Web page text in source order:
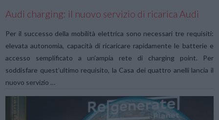
Audi charging: il nuovo servizio di ricarica Audi
Per il successo della mobilità elettrica sono necessari tre requisiti:
elevata autonomia, capacità di ricaricare rapidamente le batterie e
accesso semplificato a un’ampia rete di charging point. Per
soddisfare quest’ultimo requisito, la Casa dei quattro anelli lancia il
nuovo servizio …